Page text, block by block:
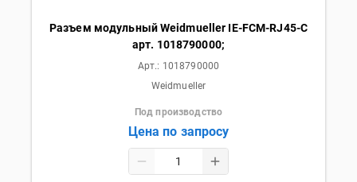
Разъем модульный Weidmueller IE-FCM-RJ45-C
арт. 1018790000;
Арт.: 1018790000
Weidmueller
Под производство
Цена по запросу